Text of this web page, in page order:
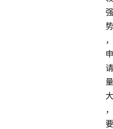
强
势
，
申
请
量
大
，
要